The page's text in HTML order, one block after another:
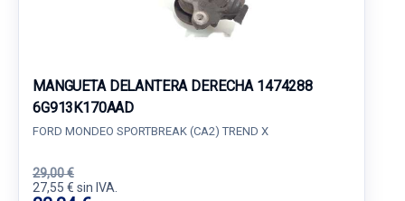
MANGUETA DELANTERA DERECHA 1474288
6G913K170AAD
FORD MONDEO SPORTBREAK (CA2) TREND X
29,00 €
27,55 € sin IVA.